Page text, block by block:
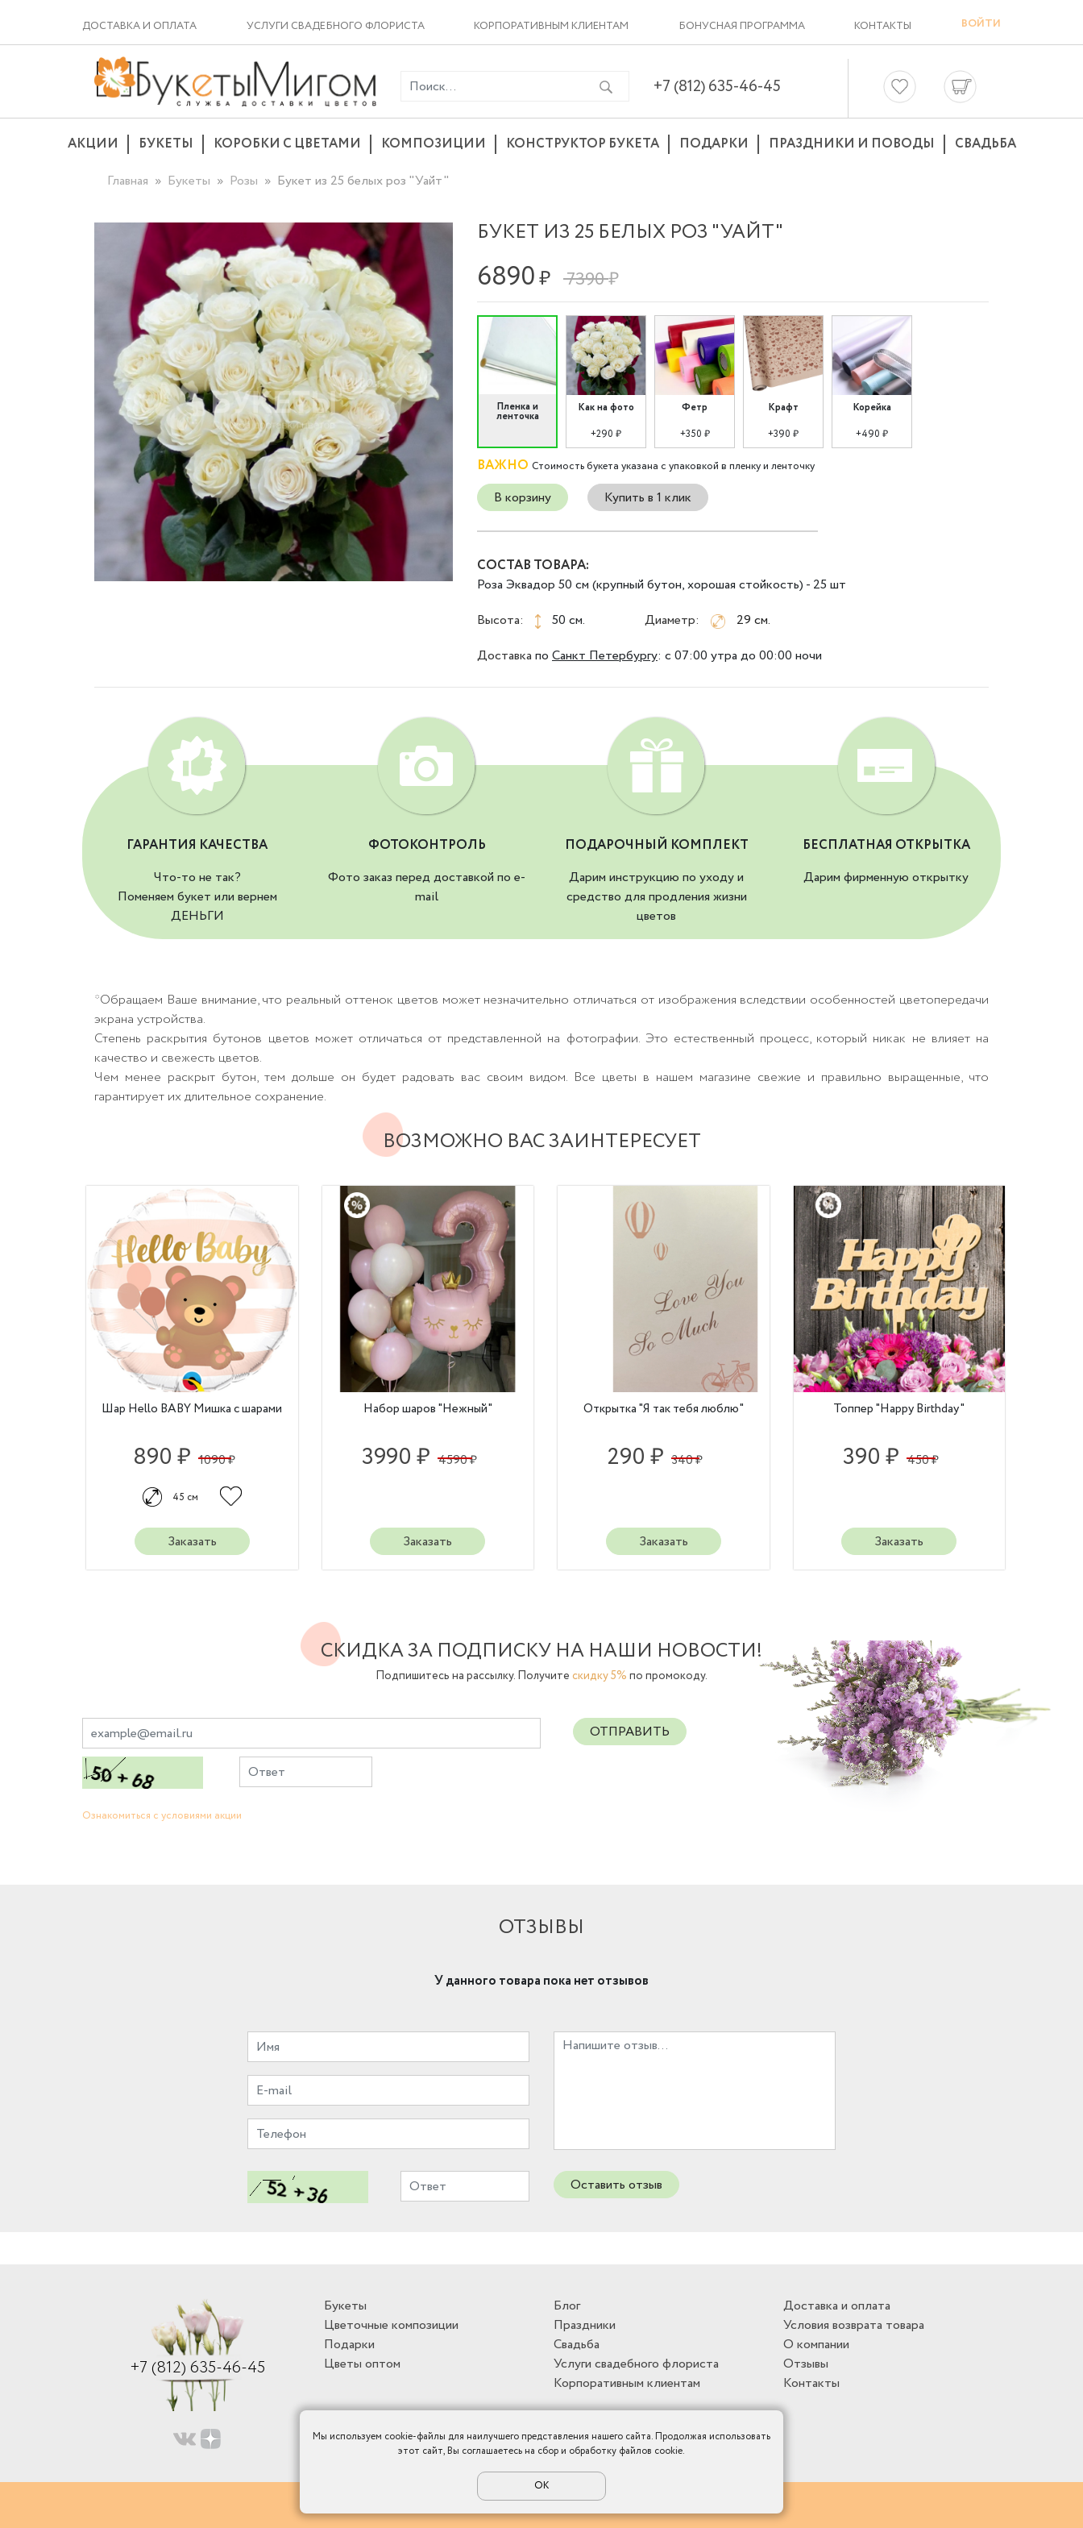
ДОСТАВКА И ОПЛАТА УСЛУГИ СВАДЕБНОГО ФЛОРИСТА КОРПОРАТИВНЫМ КЛИЕНТАМ БОНУСНАЯ ПРОГРАММА КОНТАКТЫ ВОЙТИ
+7 (812) 635-46-45
АКЦИИ БУКЕТЫ КОРОБКИ С ЦВЕТАМИ КОМПОЗИЦИИ КОНСТРУКТОР БУКЕТА ПОДАРКИ ПРАЗДНИКИ И ПОВОДЫ
СВАДЬБА
Главная
Букеты Розы Букет из 25 белых роз "Уайт"
БУКЕТ ИЗ 25 БЕЛЫХ РОЗ "УАЙТ"
6890₽ 7390 ₽
Пленка и
ленточка
Как на фото
+290 ₽
Фетр
+350 ₽
Крафт
+390 ₽
Корейка
+490 ₽
ВАЖНО Стоимость букета указана с упаковкой в пленку и ленточку
В корзину Купить в 1 клик
СОСТАВ ТОВАРА:
Роза Эквадор 50 см (крупный бутон, хорошая стойкость) - 25 шт
Высота:
50 см. Диаметр:
29 см.
Доставка по Санкт Петербургу: с 07:00 утра до 00:00 ночи
ГАРАНТИЯ КАЧЕСТВА
Что-то не так?
Поменяем букет или вернем
ДЕНЬГИ
ФОТОКОНТРОЛЬ
Фото заказ перед доставкой по e-
mail
ПОДАРОЧНЫЙ КОМПЛЕКТ
Дарим инструкцию по уходу и
средство для продления жизни
цветов
БЕСПЛАТНАЯ ОТКРЫТКА
Дарим фирменную открытку
*Обращаем Ваше внимание, что реальный оттенок цветов может незначительно отличаться от изображения вследствии особенностей цветопередачи
экрана устройства.
Степень раскрытия бутонов цветов может отличаться от представленной на фотографии. Это естественный процесс, который никак не влияет на
качество и свежесть цветов.
Чем менее раскрыт бутон, тем дольше он будет радовать вас своим видом. Все цветы в нашем магазине свежие и правильно выращенные, что
гарантирует их длительное сохранение.
ВОЗМОЖНО ВАС ЗАИНТЕРЕСУЕТ
Шар Hello BABY Мишка с шарами
890 ₽ 1090 ₽
45 см
Заказать
Набор шаров "Нежный"
3990 ₽ 4590 ₽
Заказать
Открытка "Я так тебя люблю"
290 ₽ 340 ₽
Заказать
Топпер "Happy Birthday"
390 ₽ 450 ₽
Заказать
СКИДКА ЗА ПОДПИСКУ НА НАШИ НОВОСТИ!
Подпишитесь на рассылку. Получите скидку 5% по промокоду.
ОТПРАВИТЬ
Ознакомиться с условиями акции
ОТЗЫВЫ
У данного товара пока нет отзывов
Оставить отзыв
+7 (812) 635-46-45
Букеты
Цветочные композиции
Подарки
Цветы оптом
Блог
Праздники
Свадьба
Услуги свадебного флориста
Корпоративным клиентам
Доставка и оплата
Условия возврата товара
О компании
Отзывы
Контакты
Мы используем cookie-файлы для наилучшего представления нашего сайта. Продолжая использовать
этот сайт, Вы соглашаетесь на сбор и обработку файлов cookie.
ОК